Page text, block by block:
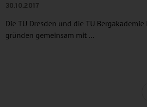
30.10.2017
Die TU Dresden und die TU Bergakademie
gründen gemeinsam mit …